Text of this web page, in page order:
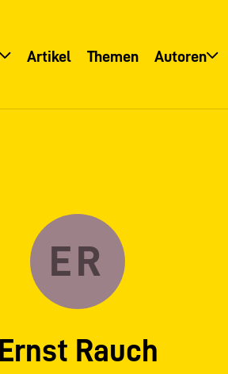
Artikel Themen Autoren
ER
Ernst Rauch